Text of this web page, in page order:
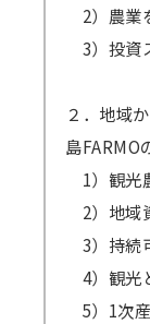
2）農業
3）投資
２．地域
島FARMO
1）観光
2）地域
3）持続
4）観光
5）1次